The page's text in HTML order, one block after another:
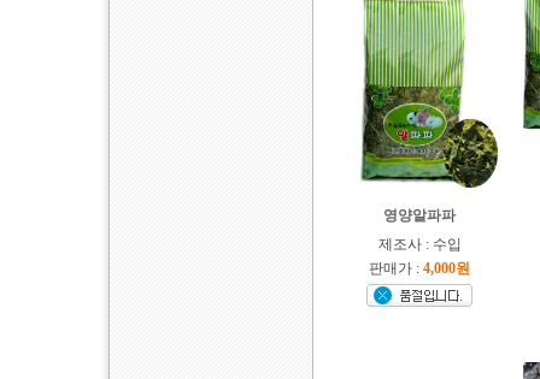
영양알파파
제조사 : 수입
판매가 : 4,000원